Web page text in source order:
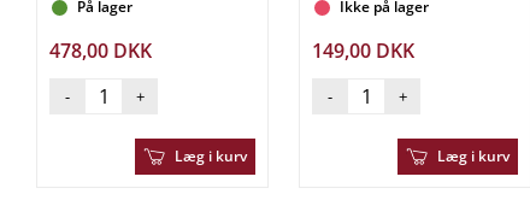
På lager
478,00 DKK
- +
Læg i kurv
Ikke på lager
149,00 DKK
- +
Læg i kurv